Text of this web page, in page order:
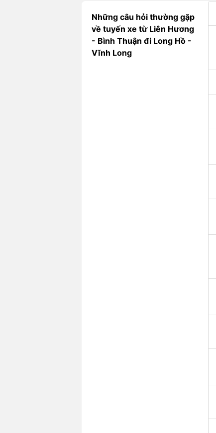
Những câu hỏi thường gặp
về tuyến xe từ Liên Hương
- Bình Thuận đi Long Hồ -
Vĩnh Long